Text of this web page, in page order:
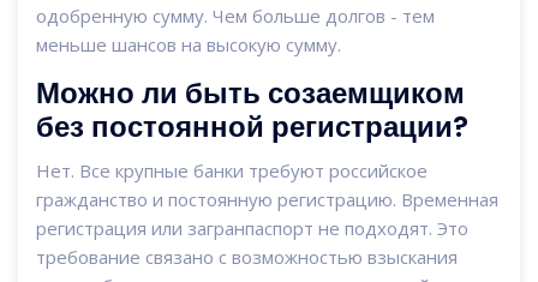
одобренную сумму. Чем больше долгов - тем
меньше шансов на высокую сумму.
Можно ли быть созаемщиком
без постоянной регистрации?
Нет. Все крупные банки требуют российское
гражданство и постоянную регистрацию. Временная
регистрация или загранпаспорт не подходят. Это
требование связано с возможностью взыскания